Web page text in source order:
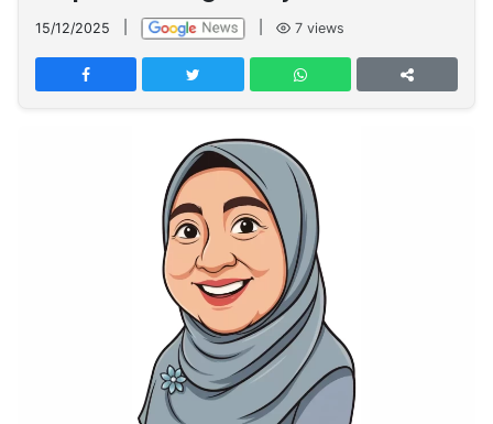
Network
PT
TREETAN
15/12/2025 7 views